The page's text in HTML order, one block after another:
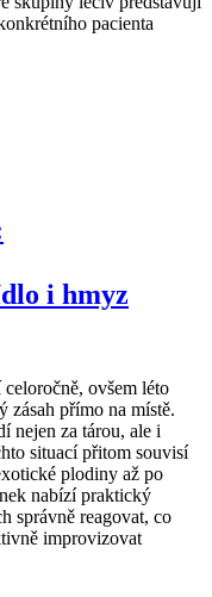
pacienta
i hmyz
ovšem léto
přímo na místě.
nejen za tárou, ale i
situací přitom souvisí
plodiny až po
nabízí praktický
správně reagovat, co
improvizovat